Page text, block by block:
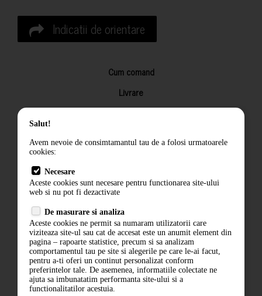
Indicatii de orientare
Cum comand
Livrare
Returnarea produselor
Termeni si conditii
Politica de confidentialitate
ANPC
Salut!
Avem nevoie de consimtamantul tau de a folosi urmatoarele
cookies:
Necesare
Aceste cookies sunt necesare pentru functionarea site-ului
web si nu pot fi dezactivate
De masurare si analiza
Aceste cookies ne permit sa numaram utilizatorii care
viziteaza site-ul sau cat de accesat este un anumit element din
pagina – rapoarte statistice, precum si sa analizam
comportamentul tau pe site si alegerile pe care le-ai facut,
pentru a-ti oferi un continut personalizat conform
preferintelor tale. De asemenea, informatiile colectate ne
ajuta sa imbunatatim performanta site-ului si a
functionalitatilor acestuia.